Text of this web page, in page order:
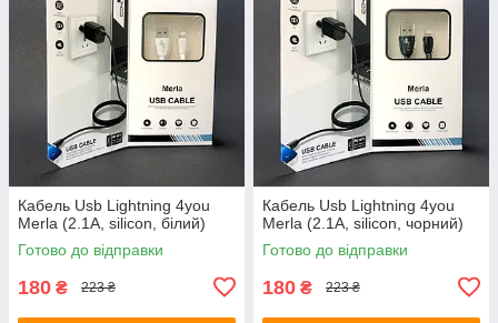
Кабель Usb Lightning 4you
Merla (2.1A, silicon, білий)
Готово до відправки
180 ₴ 223 ₴
Кабель Usb Lightning 4you
Merla (2.1A, silicon, чорний)
Готово до відправки
180 ₴ 223 ₴